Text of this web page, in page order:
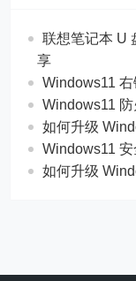
联想笔记本 U
享
Windows11
Windows11
如何升级
Windows11
如何升级